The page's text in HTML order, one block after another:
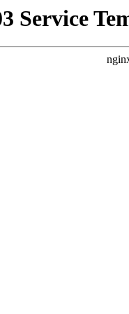
Service